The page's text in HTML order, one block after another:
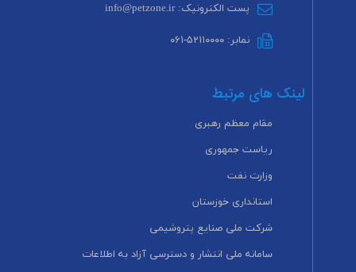
پست الکترونیک: info@petzone.ir
نمابر: ۵۲۱۱۰۰۰۰-۰۶۱
لینک های مرتبط
مقام معظم رهبری
ریاست جمهوری
وزارت نفت
استانداری خوزستان
شرکت ملی صنایع پتروشیمی
سامانه ملی انتشار و دسترسی آزاد به اطلاعات